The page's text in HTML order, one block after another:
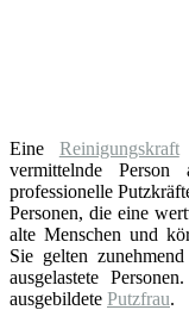
Eine Reinigungskraft
vermittelnde
professionelle
Personen, die eine
alte Menschen und
Sie gelten
ausgelastete
ausgebildete Putzfrau.